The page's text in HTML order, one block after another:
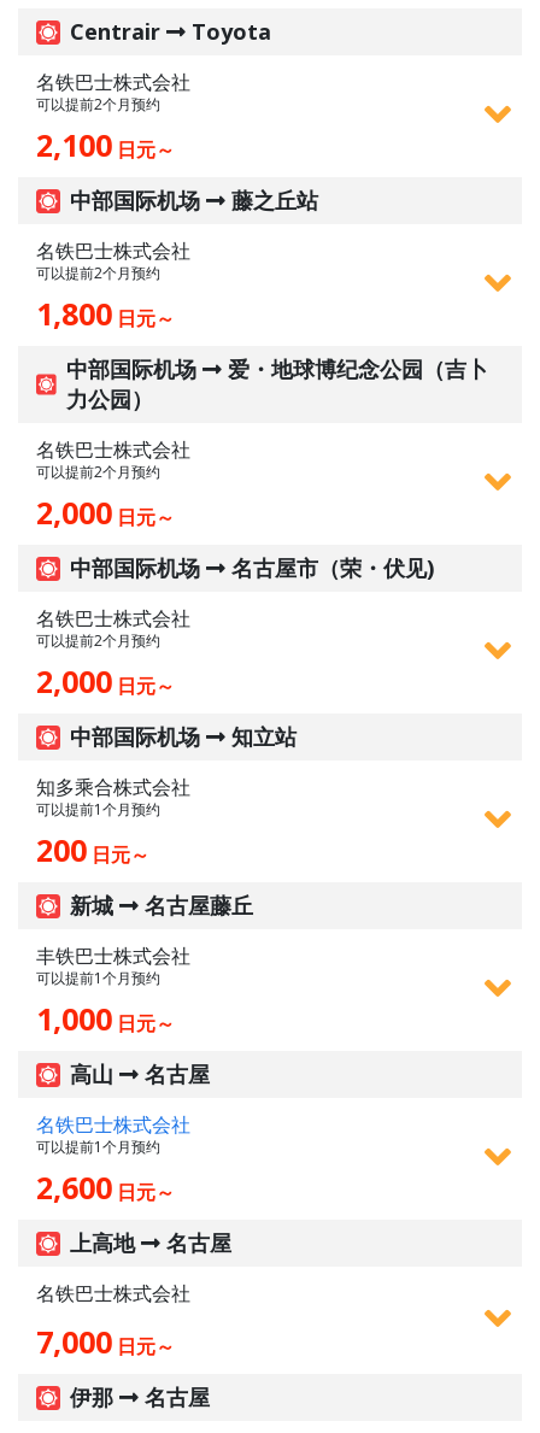
Centrair Toyota
名铁巴士株式会社
可以提前2个月预约
2,100 日元～
中部国际机场 藤之丘站
名铁巴士株式会社
可以提前2个月预约
1,800 日元～
中部国际机场
爱・地球博纪念公园（吉卜
力公园）
名铁巴士株式会社
可以提前2个月预约
2,000 日元～
中部国际机场 名古屋市（荣・伏见)
名铁巴士株式会社
可以提前2个月预约
2,000 日元～
中部国际机场 知立站
知多乘合株式会社
可以提前1个月预约
200 日元～
新城 名古屋藤丘
丰铁巴士株式会社
可以提前1个月预约
1,000 日元～
高山 名古屋
名铁巴士株式会社
可以提前1个月预约
2,600 日元～
上高地 名古屋
名铁巴士株式会社
7,000 日元～
伊那 名古屋